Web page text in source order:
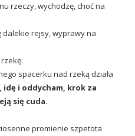
rzeczy, wychodzę, choć na
dalekie rejsy, wyprawy na
spacerku nad rzeką działa
idę i oddycham, krok za
się cuda.
promienie szpetota